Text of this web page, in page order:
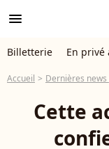
menu
Billetterie En privé
Accueil Dernières news
Cette